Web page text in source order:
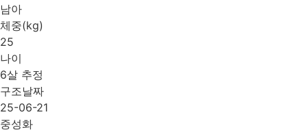
남아
체중(kg)
25
나이
6살 추정
구조날짜
25-06-21
중성화